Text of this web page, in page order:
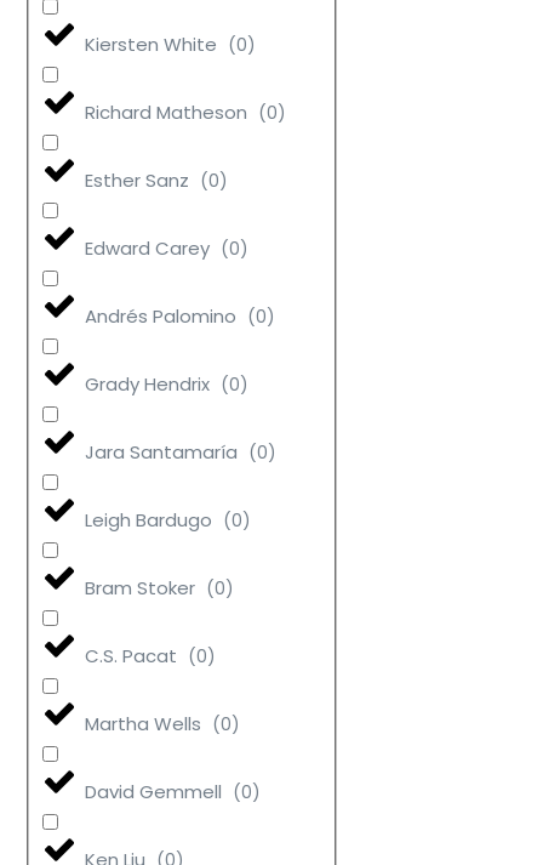
Kiersten White (0)
Richard Matheson (0)
Esther Sanz (0)
Edward Carey (0)
Andrés Palomino (0)
Grady Hendrix (0)
Jara Santamaría (0)
Leigh Bardugo (0)
Bram Stoker (0)
C.S. Pacat (0)
Martha Wells (0)
David Gemmell (0)
Ken Liu